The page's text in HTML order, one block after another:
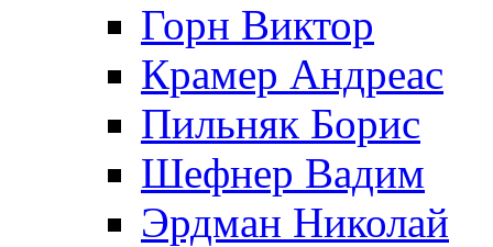
Горн Виктор
Крамер Андреас
Пильняк Борис
Шефнер Вадим
Эрдман Николай